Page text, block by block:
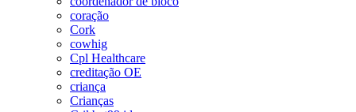
coração
Cork
cowhig
Cpl Healthcare
creditação OE
criança
Crianças